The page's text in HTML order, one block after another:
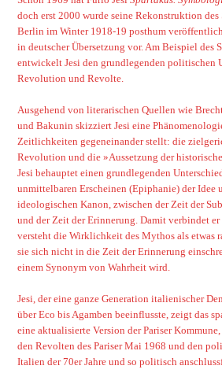
doch erst 2000 wurde seine Rekonstruktion des
Berlin im Winter 1918-19 posthum
in deutscher Übersetzung vor. Am Beispiel des
entwickelt Jesi den grundlegenden politischen
Revolution und Revolte.
Ausgehend von literarischen Quellen wie
und Bakunin skizziert Jesi eine
Zeitlichkeiten gegeneinander stellt: die
Revolution und die »Aussetzung der
Jesi behauptet einen grundlegenden
unmittelbaren Erscheinen (Epiphanie) der Idee
ideologischen Kanon, zwischen der Zeit der
und der Zeit der Erinnerung. Damit verbindet
versteht die Wirklichkeit des Mythos als etwas
sie sich nicht in die Zeit der Erinnerung
einem Synonym von Wahrheit wird.
Jesi, der eine ganze Generation italienischer
über Eco bis Agamben beeinflusste, zeigt das
eine aktualisierte Version der Pariser
den Revolten des Pariser Mai 1968 und den
Italien der 70er Jahre und so politisch